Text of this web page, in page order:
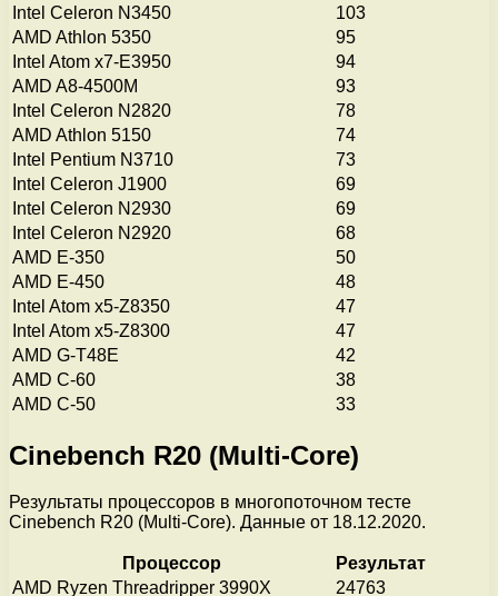
Intel Celeron N3450
103
AMD Athlon 5350
95
Intel Atom x7-E3950
94
AMD A8-4500M
93
Intel Celeron N2820
78
AMD Athlon 5150
74
Intel Pentium N3710
73
Intel Celeron J1900
69
Intel Celeron N2930
69
Intel Celeron N2920
68
AMD E-350
50
AMD E-450
48
Intel Atom x5-Z8350
47
Intel Atom x5-Z8300
47
AMD G-T48E
42
AMD C-60
38
AMD C-50
33
Cinebench R20 (Multi-Core)
Результаты процессоров в многопоточном тесте
Cinebench R20 (Multi-Core). Данные от 18.12.2020.
Процессор
Результат
AMD Ryzen Threadripper 3990X
24763